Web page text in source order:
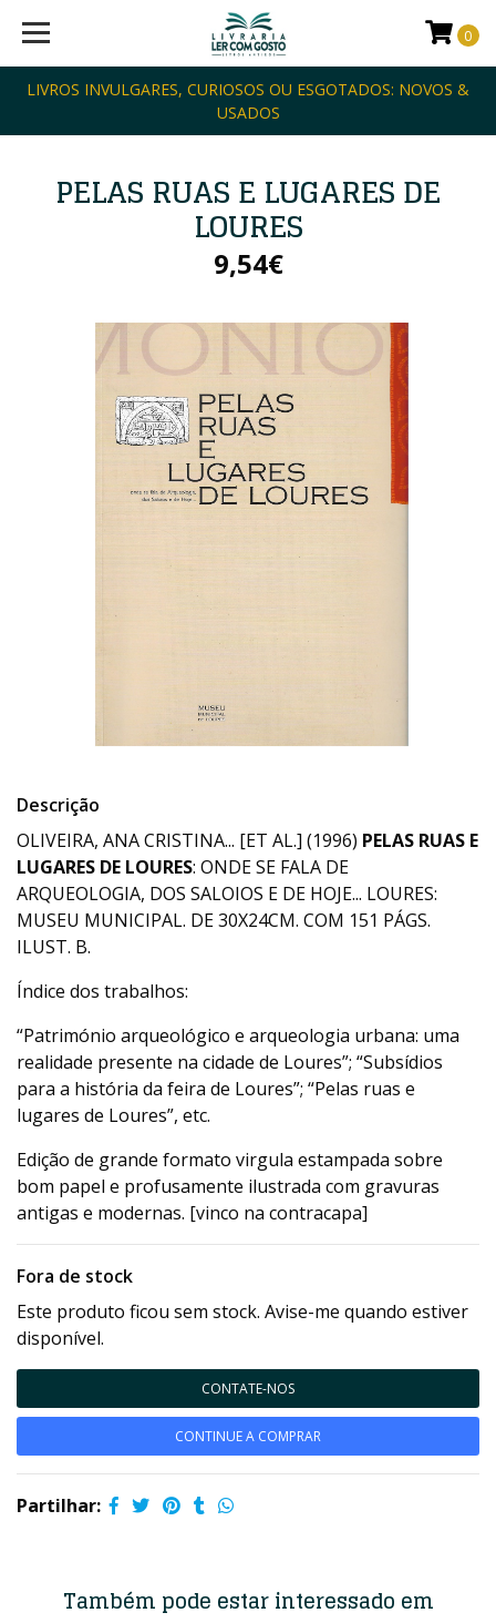
LIVROS INVULGARES, CURIOSOS OU ESGOTADOS: NOVOS &
USADOS
0
PELAS RUAS E LUGARES DE
LOURES
9,54€
Descrição
OLIVEIRA, ANA CRISTINA... [ET AL.] (1996) PELAS RUAS E
LUGARES DE LOURES: ONDE SE FALA DE
ARQUEOLOGIA, DOS SALOIOS E DE HOJE... LOURES:
MUSEU MUNICIPAL. DE 30X24CM. COM 151 PÁGS.
ILUST. B.
Índice dos trabalhos:
“Património arqueológico e arqueologia urbana: uma
realidade presente na cidade de Loures”; “Subsídios
para a história da feira de Loures”; “Pelas ruas e
lugares de Loures”, etc.
Edição de grande formato virgula estampada sobre
bom papel e profusamente ilustrada com gravuras
antigas e modernas. [vinco na contracapa]
Fora de stock
Este produto ficou sem stock. Avise-me quando estiver
disponível.
CONTATE-NOS
CONTINUE A COMPRAR
Partilhar:
Também pode estar interessado em